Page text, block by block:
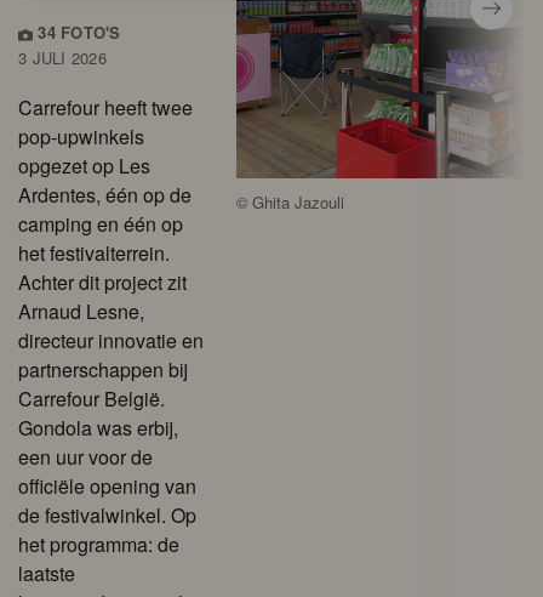
34 FOTO'S
3 JULI 2026
Carrefour heeft twee
pop-upwinkels
opgezet op Les
Ardentes, één op de
camping en één op
het festivalterrein.
Achter dit project zit
Arnaud Lesne,
directeur innovatie en
partnerschappen bij
Carrefour België.
Gondola was erbij,
een uur voor de
officiële opening van
de festivalwinkel. Op
het programma: de
laatste
©Ghita Jazouli